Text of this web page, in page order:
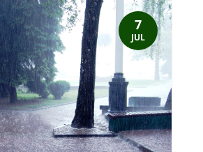
7
JUL